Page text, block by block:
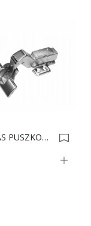
ZAWIAS PUSZKOWY SEVROLL +PROW SAMOD. 30' 0008907